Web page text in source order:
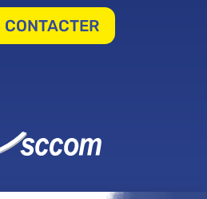
CONTACTER